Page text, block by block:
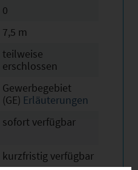
0
7,5 m
teilweise
erschlossen
Gewerbegebiet
(GE) Erläuterungen
sofort verfügbar
kurzfristig verfügbar